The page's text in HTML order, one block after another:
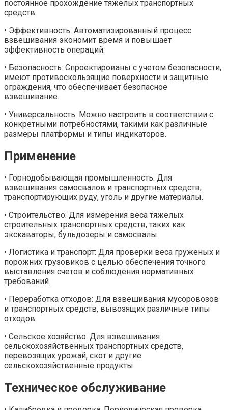
постоянное прохождение тяжелых транспортных
средств.
• Эффективность: Автоматизированный процесс
взвешивания экономит время и повышает
эффективность операций.
• Безопасность: Спроектированы с учетом безопасности,
имеют противоскользящие поверхности и защитные
ограждения, что обеспечивает безопасное
взвешивание.
• Универсальность: Можно настроить в соответствии с
конкретными потребностями, такими как различные
размеры платформы и типы индикаторов.
Применение
• Горнодобывающая промышленность: Для
взвешивания самосвалов и транспортных средств,
транспортирующих руду, уголь и другие материалы.
• Строительство: Для измерения веса тяжелых
строительных транспортных средств, таких как
экскаваторы, бульдозеры и самосвалы.
• Логистика и транспорт: Для проверки веса груженых и
порожних грузовиков с целью обеспечения точного
выставления счетов и соблюдения нормативных
требований.
• Переработка отходов: Для взвешивания мусоровозов
и транспортных средств, вывозящих различные типы
отходов.
• Сельское хозяйство: Для взвешивания
сельскохозяйственных транспортных средств,
перевозящих урожай, скот и другие
сельскохозяйственные продукты.
Техническое обслуживание